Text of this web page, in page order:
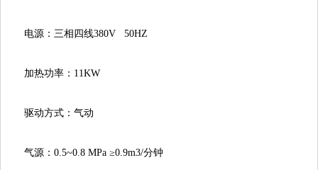
电源：三相四线380V50HZ
加热功率：11KW
驱动方式：气动
气源：0.5~0.8MPa≥0.9m3/分钟